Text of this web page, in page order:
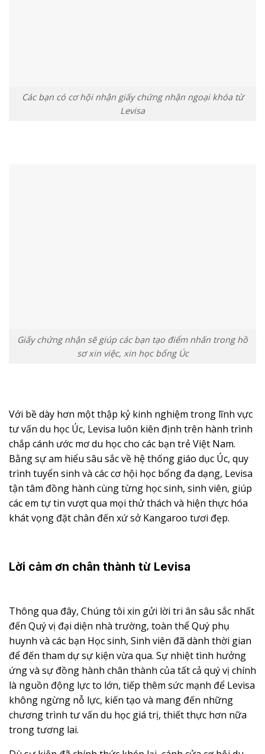
Các bạn có cơ hội nhận giấy chứng nhận ngoại khóa từ
Levisa
Giấy chứng nhận sẽ giúp các bạn tạo điểm nhấn trong hồ
sơ xin việc, xin học bổng Úc
Với bề dày hơn một thập kỷ kinh nghiệm trong lĩnh vực
tư vấn du học Úc, Levisa luôn kiên định trên hành trình
chắp cánh ước mơ du học cho các bạn trẻ Việt Nam.
Bằng sự am hiểu sâu sắc về hệ thống giáo dục Úc, quy
trình tuyển sinh và các cơ hội học bổng đa dạng, Levisa
tận tâm đồng hành cùng từng học sinh, sinh viên, giúp
các em tự tin vượt qua mọi thử thách và hiện thực hóa
khát vọng đặt chân đến xứ sở Kangaroo tươi đẹp.
Lời cảm ơn chân thành từ Levisa
Thông qua đây, Chúng tôi xin gửi lời tri ân sâu sắc nhất
đến Quý vị đại diện nhà trường, toàn thể Quý phụ
huynh và các bạn Học sinh, Sinh viên đã dành thời gian
để đến tham dự sự kiện vừa qua. Sự nhiệt tình hưởng
ứng và sự đồng hành chân thành của tất cả quý vị chính
là nguồn động lực to lớn, tiếp thêm sức mạnh để Levisa
không ngừng nỗ lực, kiến tạo và mang đến những
chương trình tư vấn du học giá trị, thiết thực hơn nữa
trong tương lai.